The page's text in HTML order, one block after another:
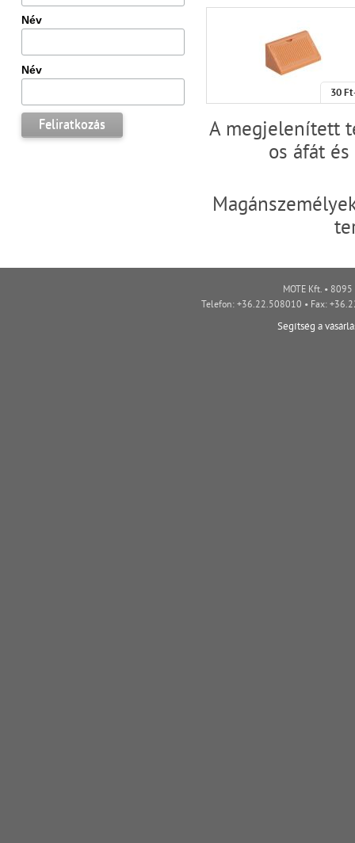
30 Ft
A megjelenített
os áfát
Név
Név
MOTE Kft. •
Telefon: +36.22.508010 • Fax:
Segítség a